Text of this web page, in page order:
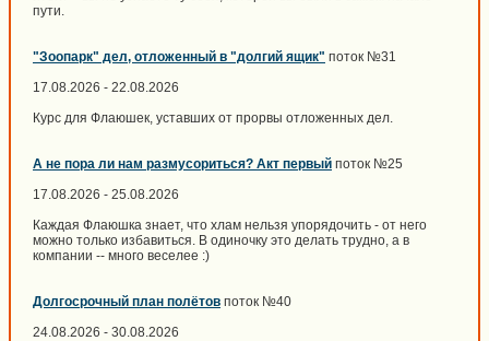
пути.
"Зоопарк" дел, отложенный в "долгий ящик" поток №31
17.08.2026 - 22.08.2026
Курс для Флаюшек, уставших от прорвы отложенных дел.
А не пора ли нам размусориться? Акт первый поток №25
17.08.2026 - 25.08.2026
Каждая Флаюшка знает, что хлам нельзя упорядочить - от него
можно только избавиться. В одиночку это делать трудно, а в
компании -- много веселее :)
Долгосрочный план полётов поток №40
24.08.2026 - 30.08.2026